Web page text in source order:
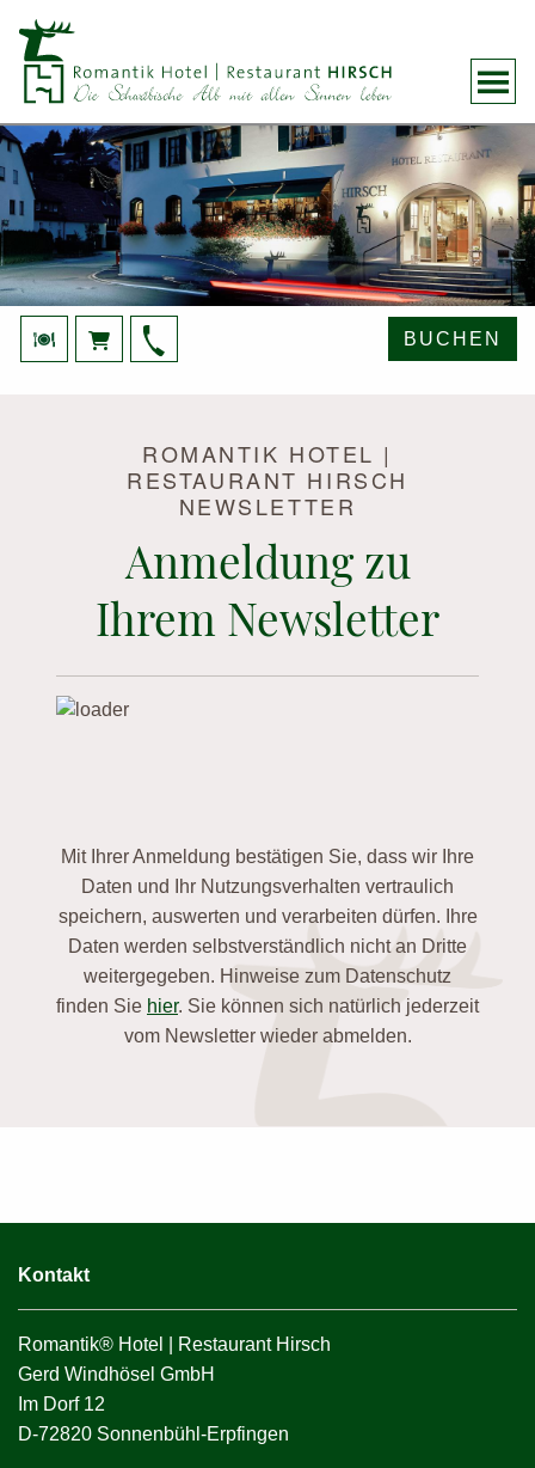
BUCHEN
ROMANTIK HOTEL |
RESTAURANT HIRSCH
NEWSLETTER
Anmeldung zu
Ihrem Newsletter
Mit Ihrer Anmeldung bestätigen Sie, dass wir Ihre
Daten und Ihr Nutzungsverhalten vertraulich
speichern, auswerten und verarbeiten dürfen. Ihre
Daten werden selbstverständlich nicht an Dritte
weitergegeben. Hinweise zum Datenschutz
finden Sie hier. Sie können sich natürlich jederzeit
vom Newsletter wieder abmelden.
Kontakt
Romantik® Hotel | Restaurant Hirsch
Gerd Windhösel GmbH
Im Dorf 12
D-72820 Sonnenbühl-Erpfingen